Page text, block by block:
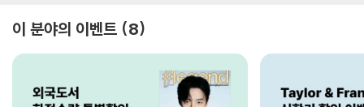
이 분야의 이벤트 8